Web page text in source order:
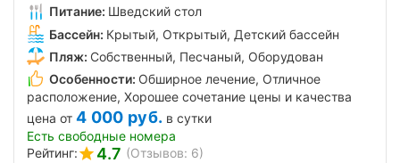
Питание: Шведский стол
Бассейн: Крытый, Открытый, Детский бассейн
Пляж: Собственный, Песчаный, Оборудован
Особенности: Обширное лечение, Отличное
расположение, Хорошее сочетание цены и качества
цена от 4 000 руб. в сутки
Есть свободные номера
Рейтинг:
4.7 (Отзывов: 6)